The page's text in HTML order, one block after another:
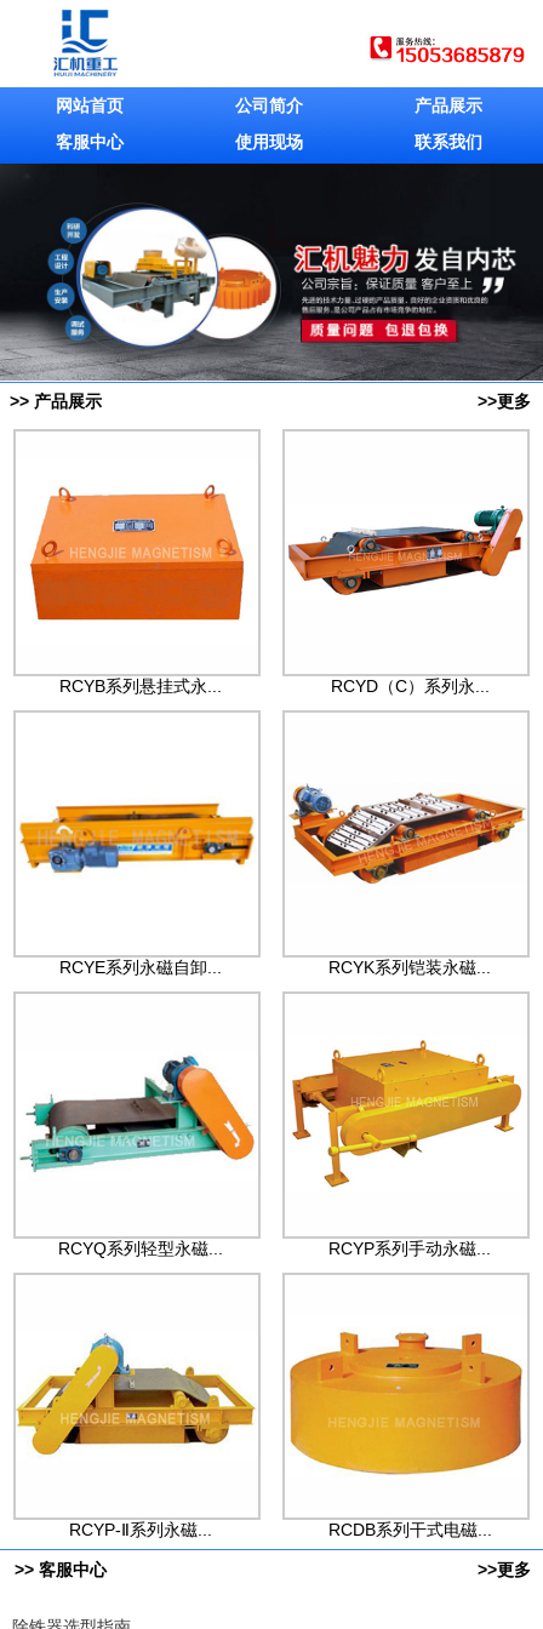
网站首页 公司简介
产品展示
客服中心
使用现场 联系我们
>> 产品展示 >>更多
RCYB系列悬挂式永... RCYD（C）系列永...
RCYE系列永磁自卸... RCYK系列铠装永磁...
RCYQ系列轻型永磁... RCYP系列手动永磁...
RCYP-Ⅱ系列永磁... RCDB系列干式电磁...
>> 客服中心 >>更多